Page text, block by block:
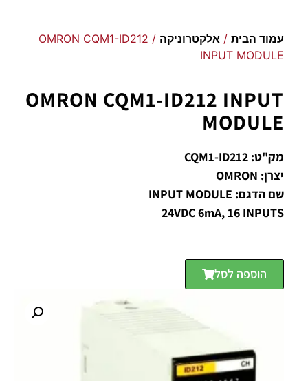
עמוד הבית / אלקטרוניקה
/ OMRON CQM1-ID212
INPUT MODULE
OMRON CQM1-ID212 INPUT
MODULE
מק"ט: CQM1-ID212
יצרן: OMRON
שם הדגם: INPUT MODULE
24VDC 6mA, 16 INPUTS
הוספה לסל